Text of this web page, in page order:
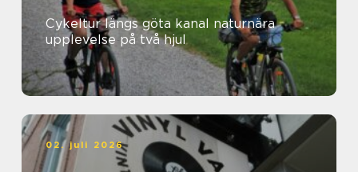
Cykeltur längs göta kanal naturnära
upplevelse på två hjul
02. juli 2026